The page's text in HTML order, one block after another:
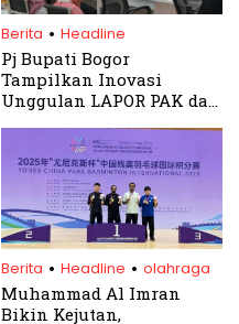
Berita . Headline
Pj Bupati Bogor
Tampilkan Inovasi
Unggulan LAPOR PAK dan
Berita . Headline . olahraga
Muhammad Al Imran
Bikin Kejutan,